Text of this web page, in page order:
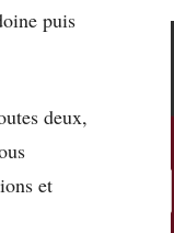
puis
deux,
et